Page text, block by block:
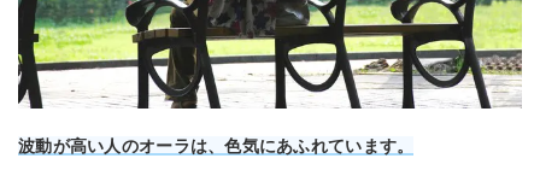
波動が高い人のオーラは、色気にあふれています。